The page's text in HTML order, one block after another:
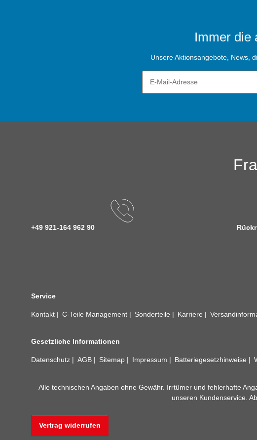
Immer die
Unsere Aktionsangebote, News,
+49 921-164 962 90
Service
Kontakt C-Teile Management Sonderteile Karriere
Gesetzliche Informationen
Datenschutz AGB Sitemap Impressum Batteriegesetzhinweise
Alle technischen Angaben ohne Gewähr. Irrtümer und fehlerhafte
unseren Kundenservice.
Vertrag widerrufen